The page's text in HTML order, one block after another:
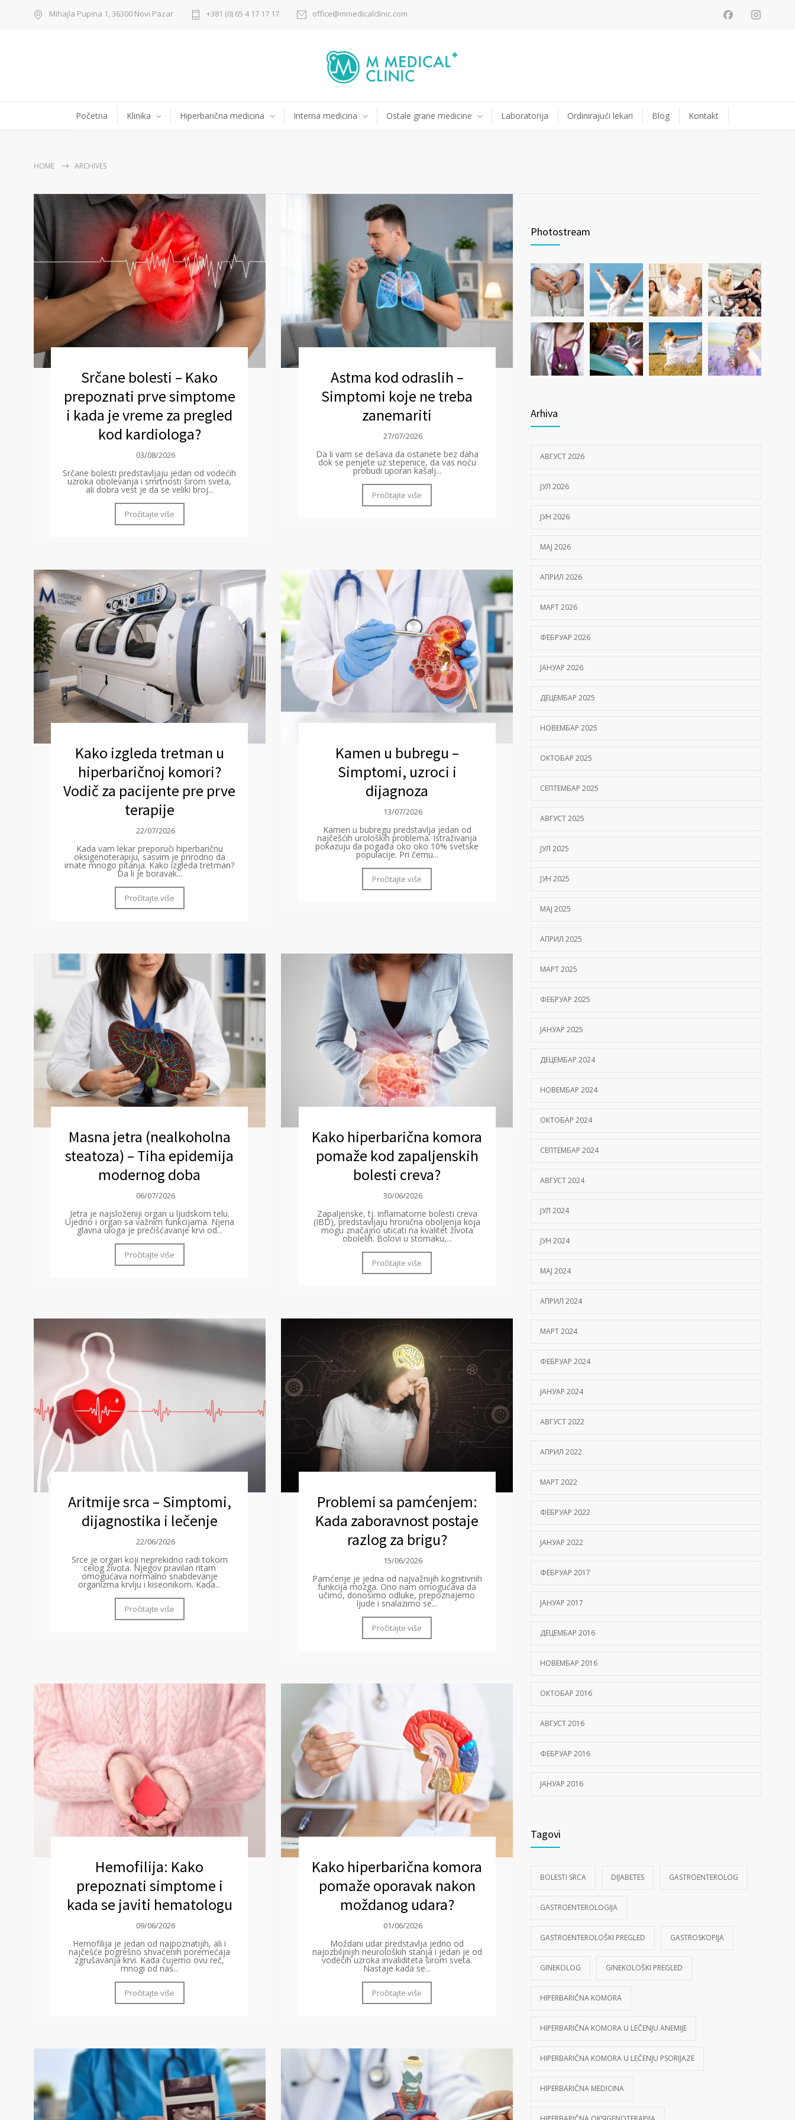
Mihajla Pupina 1, 36300 Novi Pazar +381 (0) 65 4 17 17 17 office@mmedicalclinic.com
Početna Klinika Hiperbarična medicina Interna medicina Ostale grane medicine Laboratorija Ordinirajući lekari Blog Kontakt
HOME ARCHIVES
Srčane bolesti – Kako
prepoznati prve simptome
i kada je vreme za pregled
kod kardiologa?
03/08/2026
Srčane bolesti predstavljaju jedan od vodećih
uzroka obolevanja i smrtnosti širom sveta,
ali dobra vest je da se veliki broj...
Pročitajte više
Astma kod odraslih –
Simptomi koje ne treba
zanemariti
27/07/2026
Da li vam se dešava da ostanete bez daha
dok se penjete uz stepenice, da vas noću
probudi uporan kašalj...
Pročitajte više
Kako izgleda tretman u
hiperbaričnoj komori?
Vodič za pacijente pre prve
terapije
22/07/2026
Kada vam lekar preporuči hiperbaričnu
oksigenoterapiju, sasvim je prirodno da
imate mnogo pitanja. Kako izgleda tretman?
Da li je boravak...
Pročitajte više
Kamen u bubregu –
Simptomi, uzroci i
dijagnoza
13/07/2026
Kamen u bubregu predstavlja jedan od
najčešćih uroloških problema. Istraživanja
pokazuju da pogađa oko oko 10% svetske
populacije. Pri čemu...
Pročitajte više
Masna jetra (nealkoholna
steatoza) – Tiha epidemija
modernog doba
06/07/2026
Jetra je najsloženiji organ u ljudskom telu.
Ujedno i organ sa važnim funkcijama. Njena
glavna uloga je prečišćavanje krvi od...
Pročitajte više
Kako hiperbarična komora
pomaže kod zapaljenskih
bolesti creva?
30/06/2026
Zapaljenske, tj. inflamatorne bolesti creva
(IBD), predstavljaju hronična oboljenja koja
mogu značajno uticati na kvalitet života
obolelih. Bolovi u stomaku,...
Pročitajte više
Aritmije srca – Simptomi,
dijagnostika i lečenje
22/06/2026
Srce je organ koji neprekidno radi tokom
celog života. Njegov pravilan ritam
omogućava normalno snabdevanje
organizma krvlju i kiseonikom. Kada...
Pročitajte više
Problemi sa pamćenjem:
Kada zaboravnost postaje
razlog za brigu?
15/06/2026
Pamćenje je jedna od najvažnijih kognitivnih
funkcija mozga. Ono nam omogućava da
učimo, donosimo odluke, prepoznajemo
ljude i snalazimo se...
Pročitajte više
Hemofilija: Kako
prepoznati simptome i
kada se javiti hematologu
09/06/2026
Hemofilija je jedan od najpoznatijih, ali i
najčešće pogrešno shvaćenih poremećaja
zgrušavanja krvi. Kada čujemo ovu reč,
mnogi od nas...
Pročitajte više
Kako hiperbarična komora
pomaže oporavak nakon
moždanog udara?
01/06/2026
Moždani udar predstavlja jedno od
najozbiljnijih neuroloških stanja i jedan je od
vodećih uzroka invaliditeta širom sveta.
Nastaje kada se...
Pročitajte više
Photostream
Arhiva
АВГУСТ 2026
ЈУЛ 2026
ЈУН 2026
МАЈ 2026
АПРИЛ 2026
МАРТ 2026
ФЕБРУАР 2026
ЈАНУАР 2026
ДЕЦЕМБАР 2025
НОВЕМБАР 2025
ОКТОБАР 2025
СЕПТЕМБАР 2025
АВГУСТ 2025
ЈУЛ 2025
ЈУН 2025
МАЈ 2025
АПРИЛ 2025
МАРТ 2025
ФЕБРУАР 2025
ЈАНУАР 2025
ДЕЦЕМБАР 2024
НОВЕМБАР 2024
ОКТОБАР 2024
СЕПТЕМБАР 2024
АВГУСТ 2024
ЈУЛ 2024
ЈУН 2024
МАЈ 2024
АПРИЛ 2024
МАРТ 2024
ФЕБРУАР 2024
ЈАНУАР 2024
АВГУСТ 2022
АПРИЛ 2022
МАРТ 2022
ФЕБРУАР 2022
ЈАНУАР 2022
ФЕБРУАР 2017
ЈАНУАР 2017
ДЕЦЕМБАР 2016
НОВЕМБАР 2016
ОКТОБАР 2016
АВГУСТ 2016
ФЕБРУАР 2016
ЈАНУАР 2016
Tagovi
BOLESTI SRCA DIJABETES GASTROENTEROLOG
GASTROENTEROLOGIJA
GASTROENTEROLOŠKI PREGLED GASTROSKOPIJA
GINEKOLOG GINEKOLOŠKI PREGLED
HIPERBARIČNA KOMORA
HIPERBARIČNA KOMORA U LEČENJU ANEMIJE
HIPERBARIČNA KOMORA U LEČENJU PSORIJAZE
HIPERBARIČNA MEDICINA